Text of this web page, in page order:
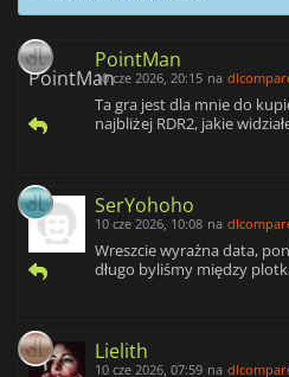
PointMan
10 cze 2026, 20:15 na
Ta gra jest dla mnie do
najbliżej RDR2, jakie
SerYohoho
10 cze 2026, 10:08 na
Wreszcie wyraźna data,
długo byliśmy między
Lielith
10 cze 2026, 07:59 na